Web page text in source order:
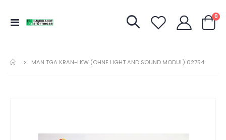
Navigation
0
MAN TGA KRAN-LKW (OHNE LIGHT AND SOUND MODUL) 02754
Bildergalerie